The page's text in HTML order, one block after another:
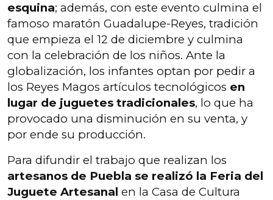
esquina; además, con este evento culmina el
famoso maratón Guadalupe-Reyes, tradición
que empieza el 12 de diciembre y culmina
con la celebración de los niños. Ante la
globalización, los infantes optan por pedir a
los Reyes Magos artículos tecnológicos en
lugar de juguetes tradicionales, lo que ha
provocado una disminución en su venta, y
por ende su producción.
Para difundir el trabajo que realizan los
artesanos de Puebla se realizó la Feria del
Juguete Artesanal en la Casa de Cultura